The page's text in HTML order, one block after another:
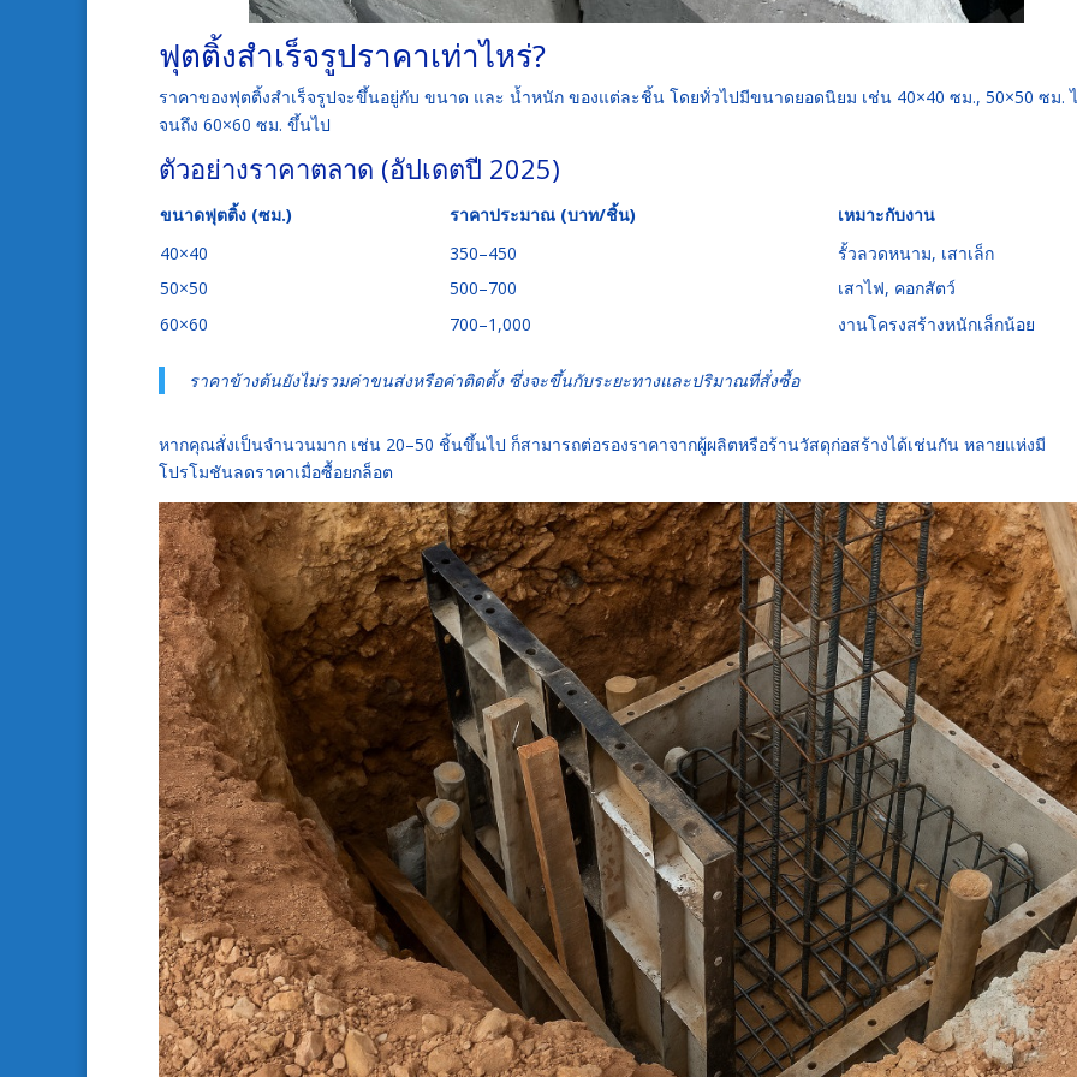
ฟุตติ้งสำเร็จรูปราคาเท่าไหร่?
ราคาของฟุตติ้งสำเร็จรูปจะขึ้นอยู่กับ ขนาด และ น้ำหนัก ของแต่ละชิ้น โดยทั่วไปมีขนาดยอดนิยม เช่น 40×40 ซม., 50×50 ซม.
จนถึง 60×60 ซม. ขึ้นไป
ตัวอย่างราคาตลาด (อัปเดตปี 2025)
ขนาดฟุตติ้ง (ซม.) ราคาประมาณ (บาท/ชิ้น)
เหมาะกับงาน
40×40
350–450
รั้วลวดหนาม, เสาเล็ก
50×50
500–700
เสาไฟ, คอกสัตว์
60×60
700–1,000 งานโครงสร้างหนักเล็กน้อย
ราคาข้างต้นยังไม่รวมค่าขนส่งหรือค่าติดตั้ง ซึ่งจะขึ้นกับระยะทางและปริมาณที่สั่งซื้อ
หากคุณสั่งเป็นจำนวนมาก เช่น 20–50 ชิ้นขึ้นไป ก็สามารถต่อรองราคาจากผู้ผลิตหรือร้านวัสดุก่อสร้างได้เช่นกัน หลายแห่งมี
โปรโมชันลดราคาเมื่อซื้อยกล็อต